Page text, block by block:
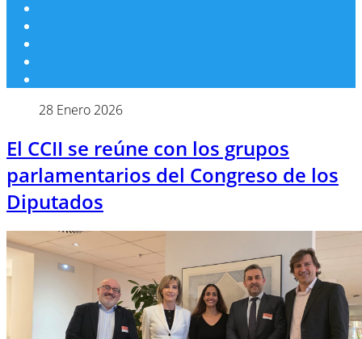
28 Enero 2026
El CCII se reúne con los grupos
parlamentarios del Congreso de los
Diputados